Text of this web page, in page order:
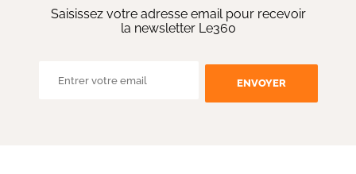
Saisissez votre adresse email pour recevoir
la newsletter Le360
ENVOYER